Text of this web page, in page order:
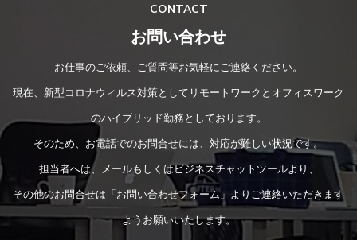
CONTACT
お問い合わせ
お仕事のご依頼、ご質問等お気軽にご連絡ください。
現在、新型コロナウィルス対策としてリモートワークとオフィスワーク
のハイブリッド勤務としております。
そのため、お電話でのお問合せには、対応が難しい状況です。
担当者へは、メールもしくはビジネスチャットツールより、
その他のお問合せは「お問い合わせフォーム」よりご連絡いただきます
ようお願いいたします。